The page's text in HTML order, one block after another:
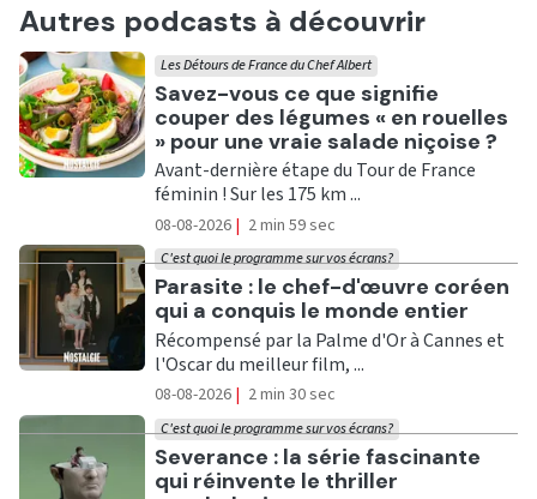
Autres podcasts à découvrir
Ecouter
Savez-vous ce que signifie
couper des légumes « en rouelles
» pour une vraie salade niçoise ?
Les Détours de France du Chef Albert
Avant-dernière étape du Tour de France
féminin ! Sur les 175 km ...
08-08-2026 | 2 min 59 sec
Ecouter
Parasite : le chef-d'œuvre coréen
qui a conquis le monde entier
C'est quoi le programme sur vos écrans?
Récompensé par la Palme d'Or à Cannes et
l'Oscar du meilleur film, ...
08-08-2026 | 2 min 30 sec
Ecouter
Severance : la série fascinante
qui réinvente le thriller
C'est quoi le programme sur vos écrans?